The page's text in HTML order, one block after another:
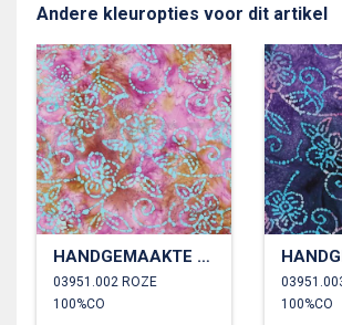
Andere kleuropties voor dit artikel
HANDGEMAAKTE BATIK KATOEN
03951.002 ROZE
100%CO
100%CO